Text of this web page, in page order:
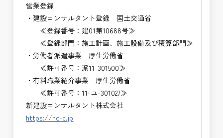
営業登録
・建設コンサルタント登録 国土交通省
≪登録番号：建01第10688号≫
≪登録部門：施工計画、施工設備及び積算部門≫
・労働者派遣事業 厚生労働省
≪許可番号：派11-301500≫
・有料職業紹介事業 厚生労働省
≪許可番号：11-ユ-301027≫
新建設コンサルタント株式会社
https://nc-c.jp